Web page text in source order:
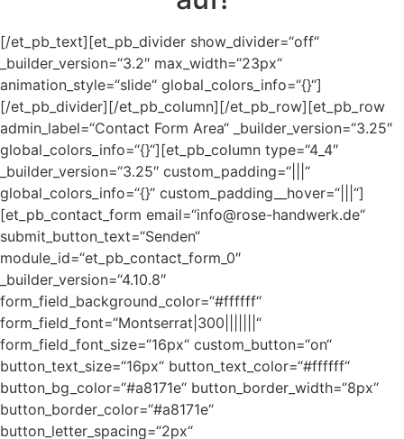
[/et_pb_text][et_pb_divider show_divider=“off“
_builder_version=“3.2″ max_width=“23px“
animation_style=“slide“ global_colors_info=“{}“]
[/et_pb_divider][/et_pb_column][/et_pb_row][et_pb_row
admin_label=“Contact Form Area“ _builder_version=“3.25″
global_colors_info=“{}“][et_pb_column type=“4_4″
_builder_version=“3.25″ custom_padding=“|||“
global_colors_info=“{}“ custom_padding__hover=“|||“]
[et_pb_contact_form email=“info@rose-handwerk.de“
submit_button_text=“Senden“
module_id=“et_pb_contact_form_0″
_builder_version=“4.10.8″
form_field_background_color=“#ffffff“
form_field_font=“Montserrat|300|||||||“
form_field_font_size=“16px“ custom_button=“on“
button_text_size=“16px“ button_text_color=“#ffffff“
button_bg_color=“#a8171e“ button_border_width=“8px“
button_border_color=“#a8171e“
button_letter_spacing=“2px“